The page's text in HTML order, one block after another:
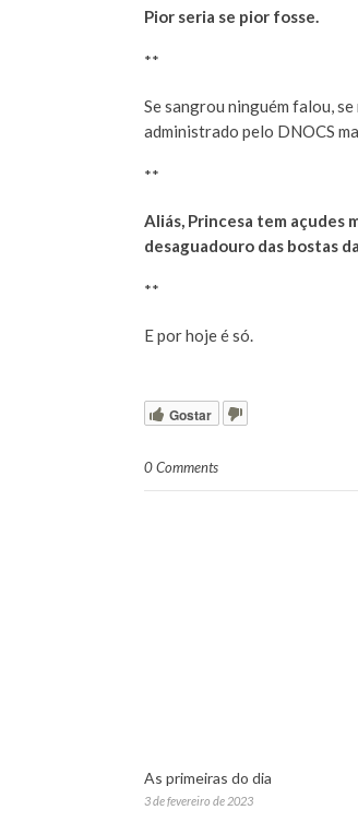
Pior seria se pior fosse.
**
Se sangrou ninguém falou,
administrado pelo DNOCS
**
Aliás, Princesa tem açudes
desaguadouro das bostas
**
E por hoje é só.
Gostar
0 Comments
As primeiras do dia
3 de fevereiro de 2023